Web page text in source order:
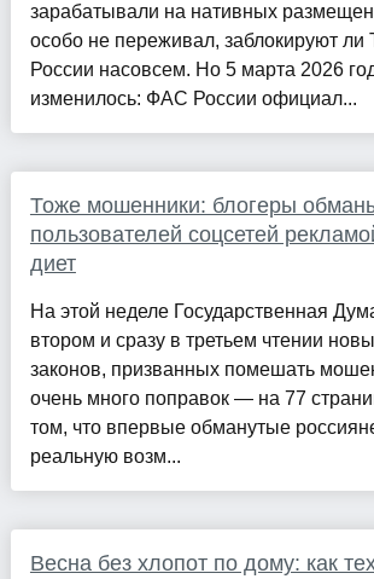
зарабатывали на нативных
особо не переживал, заблокируют ли
России насовсем. Но 5 марта 2026
изменилось: ФАС России официал...
Тоже мошенники: блогеры
пользователей соцсетей
диет
На этой неделе Государственная
втором и сразу в третьем чтении
законов, призванных помешать
очень много поправок — на 77
том, что впервые обманутые
реальную возм...
Весна без хлопот по дому: как